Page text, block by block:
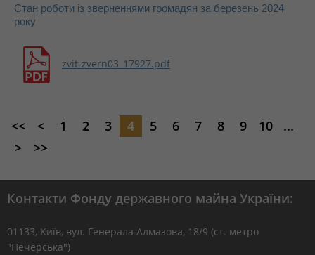
Стан роботи із зверненнями громадян за березень 2024
року
zvit-zvern03_17927.pdf
<< < 1 2 3 4 5 6 7 8 9 10
...
>
>>
Контакти Фонду державного майна України:
01133, Kиїв, вул. Генерала Алмазова, 18/9 (ст. метро
"Печерська")